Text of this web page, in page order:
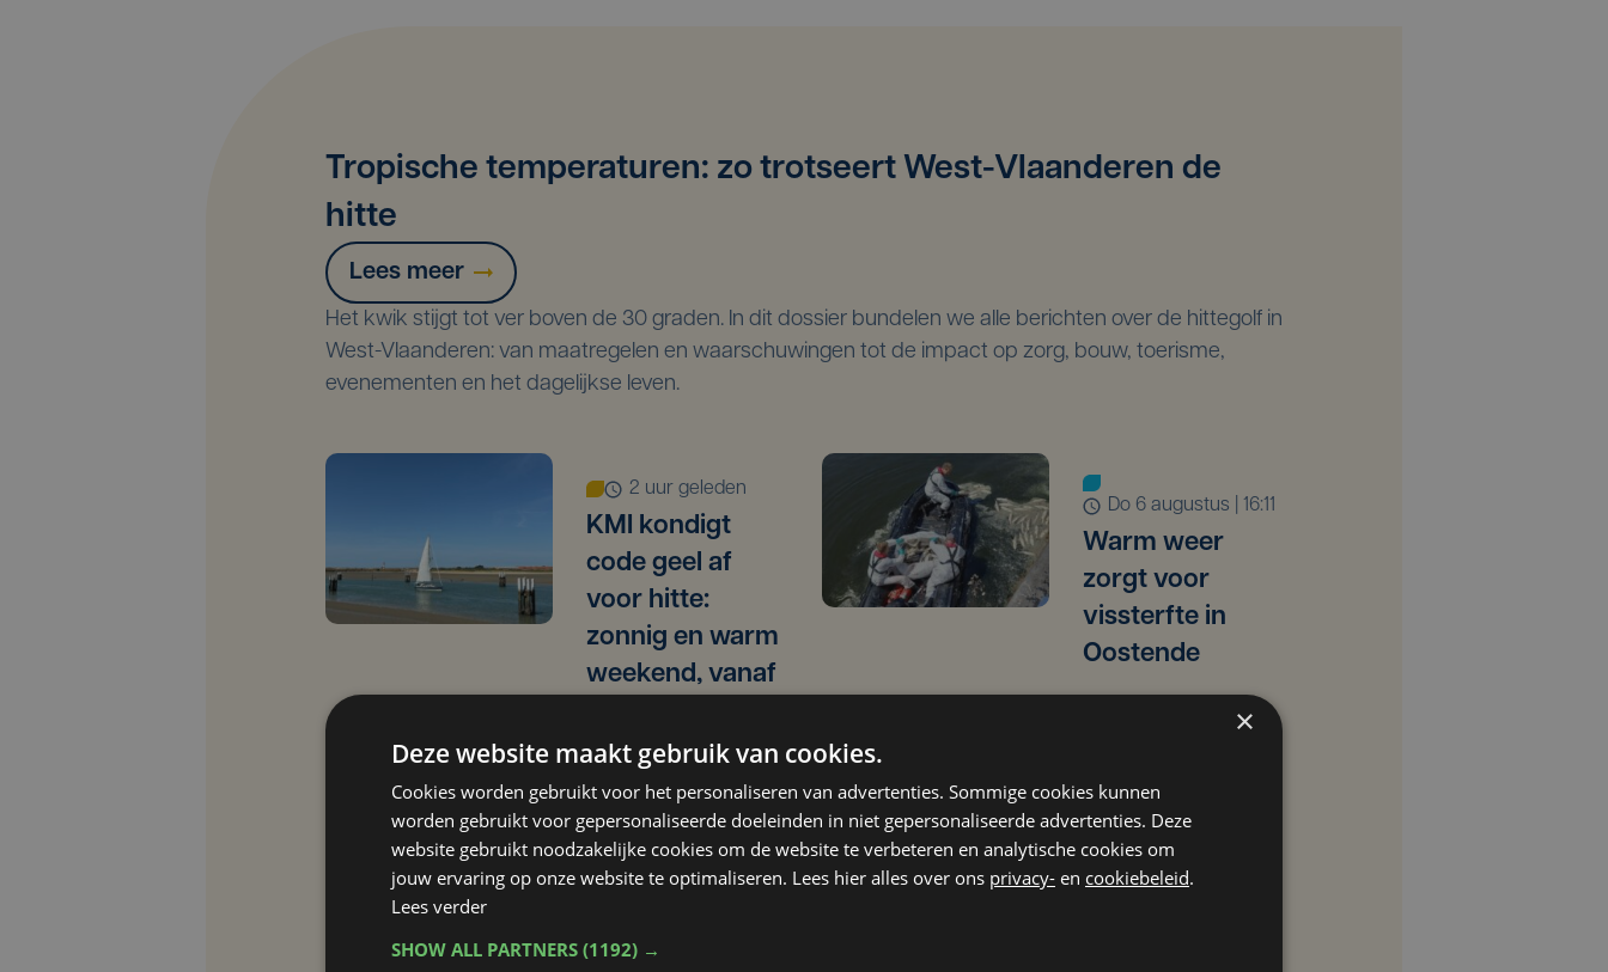
Tropische temperaturen: zo trotseert West-Vlaanderen de
hitte
Lees meer
Het kwik stijgt tot ver boven de 30 graden. In dit dossier bundelen we alle berichten over de hittegolf in
West-Vlaanderen: van maatregelen en waarschuwingen tot de impact op zorg, bouw, toerisme,
evenementen en het dagelijkse leven.
2 uur geleden
KMI kondigt
code geel af
voor hitte:
zonnig en warm
weekend, vanaf
opnieuw
tropisch
do 6 augustus | 16:11
Warm weer
zorgt voor
vissterfte in
Oostende
×
Deze website maakt gebruik van cookies.
Cookies worden gebruikt voor het personaliseren van advertenties. Sommige cookies kunnen
worden gebruikt voor gepersonaliseerde doeleinden in niet gepersonaliseerde advertenties. Deze
website gebruikt noodzakelijke cookies om de website te verbeteren en analytische cookies om
jouw ervaring op onze website te optimaliseren. Lees hier alles over ons privacy- en cookiebeleid.
Lees verder
SHOW ALL PARTNERS (1192) →